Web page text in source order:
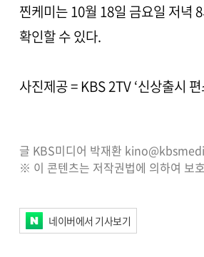
찐케미는 10월 18일 금요일 저녁
확인할 수 있다.
사진제공 = KBS 2TV ‘신상출시 편
글 KBS미디어 박재환
※ 이 콘텐츠는 저작권법에 의하여 보
네이버에서 기사보기